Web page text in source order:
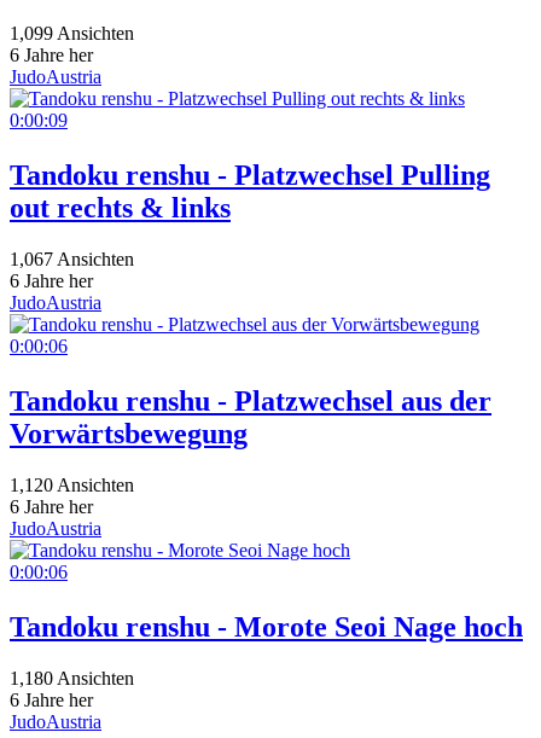
1,099 Ansichten
6 Jahre her
JudoAustria
0:00:09
Tandoku renshu - Platzwechsel Pulling
out rechts & links
1,067 Ansichten
6 Jahre her
JudoAustria
0:00:06
Tandoku renshu - Platzwechsel aus der
Vorwärtsbewegung
1,120 Ansichten
6 Jahre her
JudoAustria
0:00:06
Tandoku renshu - Morote Seoi Nage hoch
1,180 Ansichten
6 Jahre her
JudoAustria